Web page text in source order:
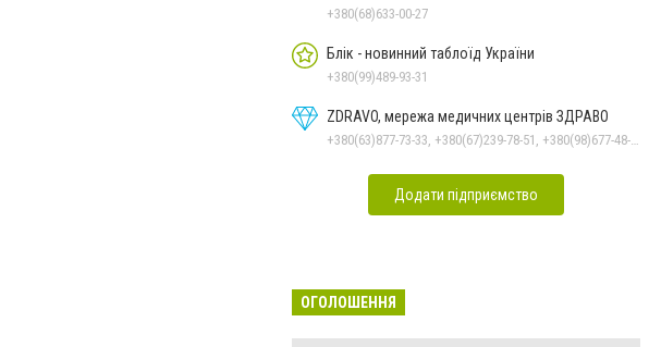
+380(68)633-00-27
Блік - новинний таблоїд України
+380(99)489-93-31
ZDRAVO, мережа медичних центрів ЗДРАВО
Додати підприємство
ОГОЛОШЕННЯ